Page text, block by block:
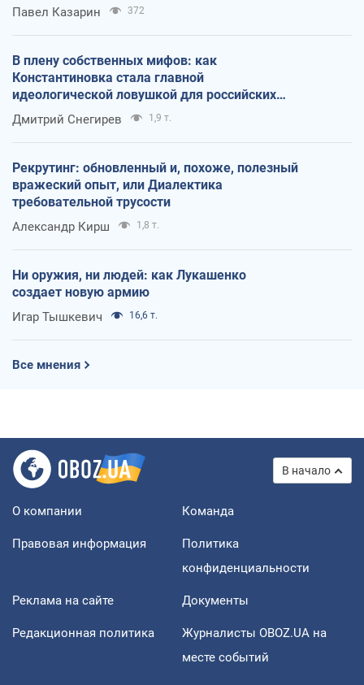
Павел Казарин 372
В плену собственных мифов: как
Константиновка стала главной
идеологической ловушкой для российских
оккупантов
Дмитрий Снегирев 1,9 т.
Рекрутинг: обновленный и, похоже, полезный
вражеский опыт, или Диалектика
требовательной трусости
Александр Кирш 1,8 т.
Ни оружия, ни людей: как Лукашенко
создает новую армию
Игар Тышкевич 16,6 т.
Все мнения
В начало
О компании Команда
Правовая информация
Политика
конфиденциальности
Реклама на сайте Документы
Редакционная политика
Журналисты OBOZ.UA на
месте событий